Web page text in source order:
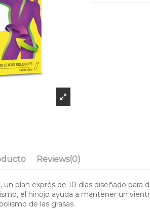
Reviews(0)
plan exprés de 10 días diseñado
el hinojo ayuda a mantener un
de las grasas.